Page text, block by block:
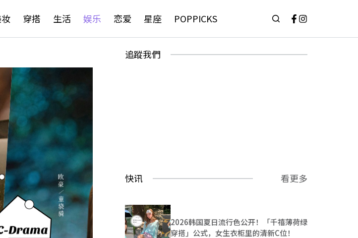
穿搭 生活 娱乐 恋爱 星座 POPPICKS
追蹤我們
快讯 看更多
2026韩国夏日流行色公开！「千禧薄荷绿
穿搭」公式，女生衣柜里的清新C位！